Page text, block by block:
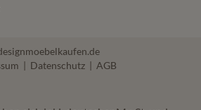
Datenschutz AGB